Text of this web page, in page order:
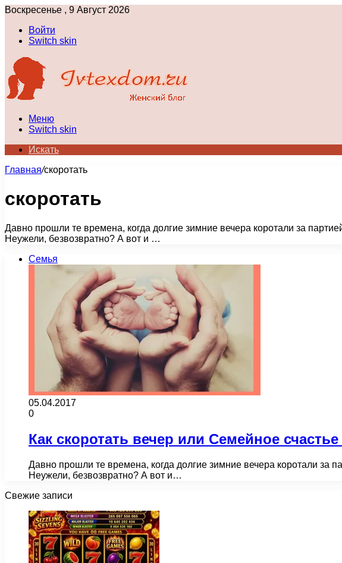
Воскресенье , 9 Август 2026
Войти
Switch skin
Меню
Switch skin
Искать
Главная/скоротать
скоротать
Давно прошли те времена, когда долгие зимние вечера коротали за
Неужели, безвозвратно? А вот и …
Семья
05.04.2017
0
Как скоротать вечер или Семейное счастье
Давно прошли те времена, когда долгие зимние вечера коротали
Неужели, безвозвратно? А вот и…
Свежие записи